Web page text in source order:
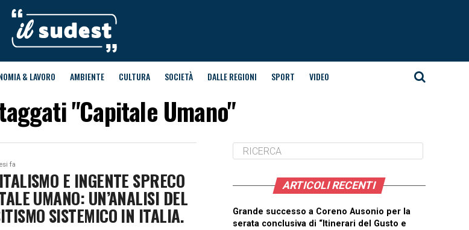
& LAVORO AMBIENTE CULTURA SOCIETÀ DALLE REGIONI SPORT VIDEO
"Capitale Umano"
fa
E INGENTE SPRECO
UMANO: UN’ANALISI DEL
SISTEMICO IN ITALIA.
ARTICOLI RECENTI
Grande successo a Coreno Ausonio per la
serata conclusiva di “Itinerari del Gusto e